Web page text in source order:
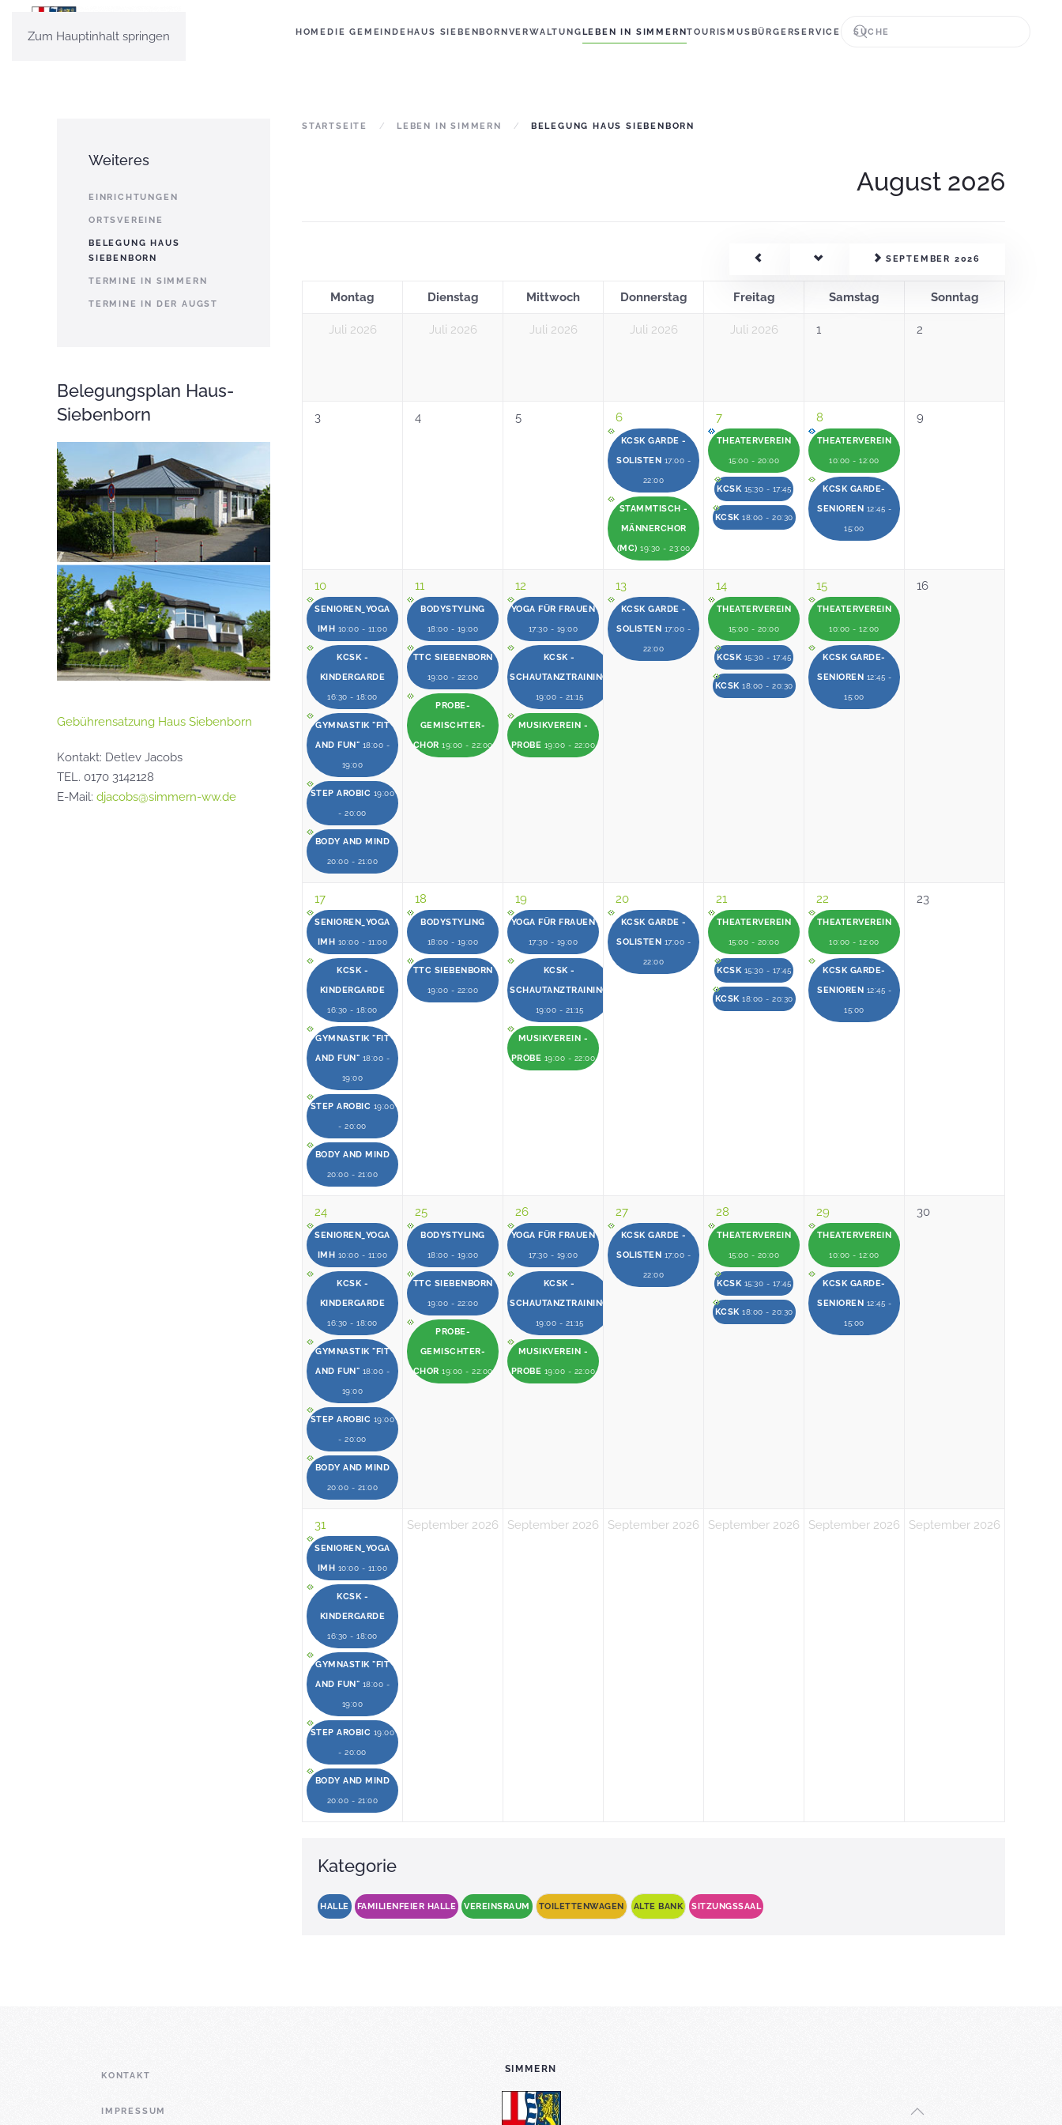
Zum Hauptinhalt springen HOMEDIE GEMEINDEHAUS SIEBENBORNVERWALTUNGLEBEN IN SIMMERNTOURISMUSBÜRGERSERVICE
STARTSEITE LEBEN IN SIMMERN BELEGUNG HAUS SIEBENBORN
August 2026
SEPTEMBER 2026
Montag Dienstag Mittwoch Donnerstag Freitag Samstag Sonntag
Juli 2026 Juli 2026 Juli 2026 Juli 2026 Juli 2026 1 2
3 4 5 6
KCSK GARDE -
SOLISTEN 17:00 -
22:00
STAMMTISCH -
MÄNNERCHOR
(MC) 19:30 - 23:00
7
THEATERVEREIN
15:00 - 20:00
KCSK 15:30 - 17:45
KCSK 18:00 - 20:30
8
THEATERVEREIN
10:00 - 12:00
KCSK GARDE-
SENIOREN 12:45 -
15:00
9
10
SENIOREN_YOGA
IMH 10:00 - 11:00
KCSK -
KINDERGARDE
16:30 - 18:00
GYMNASTIK "FIT
AND FUN" 18:00 -
19:00
STEP AROBIC 19:00
- 20:00
BODY AND MIND
20:00 - 21:00
11
BODYSTYLING
18:00 - 19:00
TTC SIEBENBORN
19:00 - 22:00
PROBE-
GEMISCHTER-
CHOR 19:00 - 22:00
12
YOGA FÜR FRAUEN
17:30 - 19:00
KCSK -
SCHAUTANZTRAINING
19:00 - 21:15
MUSIKVEREIN -
PROBE 19:00 - 22:00
13
KCSK GARDE -
SOLISTEN 17:00 -
22:00
14
THEATERVEREIN
15:00 - 20:00
KCSK 15:30 - 17:45
KCSK 18:00 - 20:30
15
THEATERVEREIN
10:00 - 12:00
KCSK GARDE-
SENIOREN 12:45 -
15:00
16
17
SENIOREN_YOGA
IMH 10:00 - 11:00
KCSK -
KINDERGARDE
16:30 - 18:00
GYMNASTIK "FIT
AND FUN" 18:00 -
19:00
STEP AROBIC 19:00
- 20:00
BODY AND MIND
20:00 - 21:00
18
BODYSTYLING
18:00 - 19:00
TTC SIEBENBORN
19:00 - 22:00
19
YOGA FÜR FRAUEN
17:30 - 19:00
KCSK -
SCHAUTANZTRAINING
19:00 - 21:15
MUSIKVEREIN -
PROBE 19:00 - 22:00
20
KCSK GARDE -
SOLISTEN 17:00 -
22:00
21
THEATERVEREIN
15:00 - 20:00
KCSK 15:30 - 17:45
KCSK 18:00 - 20:30
22
THEATERVEREIN
10:00 - 12:00
KCSK GARDE-
SENIOREN 12:45 -
15:00
23
24
SENIOREN_YOGA
IMH 10:00 - 11:00
KCSK -
KINDERGARDE
16:30 - 18:00
GYMNASTIK "FIT
AND FUN" 18:00 -
19:00
STEP AROBIC 19:00
- 20:00
BODY AND MIND
20:00 - 21:00
25
BODYSTYLING
18:00 - 19:00
TTC SIEBENBORN
19:00 - 22:00
PROBE-
GEMISCHTER-
CHOR 19:00 - 22:00
26
YOGA FÜR FRAUEN
17:30 - 19:00
KCSK -
SCHAUTANZTRAINING
19:00 - 21:15
MUSIKVEREIN -
PROBE 19:00 - 22:00
27
KCSK GARDE -
SOLISTEN 17:00 -
22:00
28
THEATERVEREIN
15:00 - 20:00
KCSK 15:30 - 17:45
KCSK 18:00 - 20:30
29
THEATERVEREIN
10:00 - 12:00
KCSK GARDE-
SENIOREN 12:45 -
15:00
30
31
SENIOREN_YOGA
IMH 10:00 - 11:00
KCSK -
KINDERGARDE
16:30 - 18:00
GYMNASTIK "FIT
AND FUN" 18:00 -
19:00
STEP AROBIC 19:00
- 20:00
BODY AND MIND
20:00 - 21:00
September 2026 September 2026 September 2026 September 2026 September 2026 September 2026
Kategorie
HALLE FAMILIENFEIER HALLE VEREINSRAUM TOILETTENWAGEN ALTE BANK SITZUNGSSAAL
Weiteres
EINRICHTUNGEN
ORTSVEREINE
BELEGUNG HAUS
SIEBENBORN
TERMINE IN SIMMERN
TERMINE IN DER AUGST
Belegungsplan Haus-
Siebenborn
Gebührensatzung Haus Siebenborn
Kontakt: Detlev Jacobs
TEL. 0170 3142128
E-Mail: djacobs@simmern-ww.de
KONTAKT
IMPRESSUM
SIMMERN